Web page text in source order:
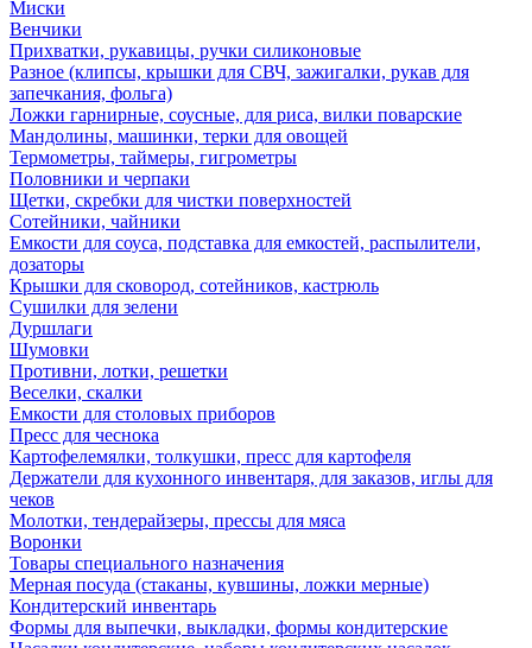
Миски
Венчики
Прихватки, рукавицы, ручки силиконовые
Разное (клипсы, крышки для СВЧ, зажигалки, рукав для
запечкания, фольга)
Ложки гарнирные, соусные, для риса, вилки поварские
Мандолины, машинки, терки для овощей
Термометры, таймеры, гигрометры
Половники и черпаки
Щетки, скребки для чистки поверхностей
Сотейники, чайники
Емкости для соуса, подставка для емкостей, распылители,
дозаторы
Крышки для сковород, сотейников, кастрюль
Сушилки для зелени
Дуршлаги
Шумовки
Противни, лотки, решетки
Веселки, скалки
Емкости для столовых приборов
Пресс для чеснока
Картофелемялки, толкушки, пресс для картофеля
Держатели для кухонного инвентаря, для заказов, иглы для
чеков
Молотки, тендерайзеры, прессы для мяса
Воронки
Товары специального назначения
Мерная посуда (стаканы, кувшины, ложки мерные)
Кондитерский инвентарь
Формы для выпечки, выкладки, формы кондитерские